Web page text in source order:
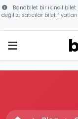
Banabilet bir ikincil bilet
değiliz; satıcılar bilet